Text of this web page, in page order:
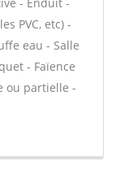
PVC, etc) -
eau - Salle
- Faïence
ou partielle -